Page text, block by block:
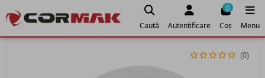
Caută Autentificare
0
Coș Menu
(0)